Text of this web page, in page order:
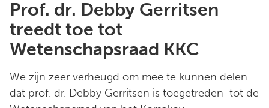
Prof. dr. Debby Gerritsen
treedt toe tot
Wetenschapsraad KKC
We zijn zeer verheugd om mee te kunnen delen
dat prof. dr. Debby Gerritsen is toegetreden tot de